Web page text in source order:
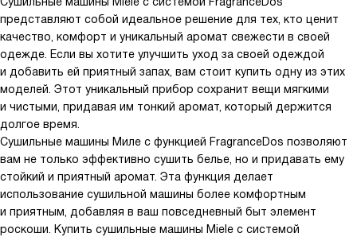
представляют собой идеальное решение для тех, кто ценит
качество, комфорт и уникальный аромат свежести в своей
одежде. Если вы хотите улучшить уход за своей одеждой
и добавить ей приятный запах, вам стоит купить одну из этих
моделей. Этот уникальный прибор сохранит вещи мягкими
и чистыми, придавая им тонкий аромат, который держится
долгое время.
Сушильные машины Миле с функцией FragranceDos позволяют
вам не только эффективно сушить белье, но и придавать ему
стойкий и приятный аромат. Эта функция делает
использование сушильной машины более комфортным
и приятным, добавляя в ваш повседневный быт элемент
роскоши. Купить сушильные машины Miele с системой